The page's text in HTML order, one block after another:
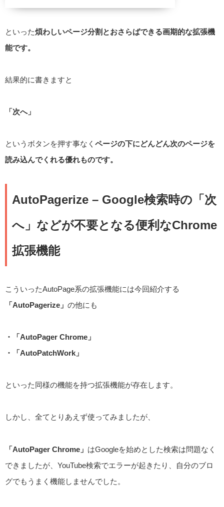
といった煩わしいページ分割とおさらばできる画期的な拡張機
能です。
結果的に書きますと
「次へ」
というボタンを押す事なく ページの下にどんどん次のページを
読み込んでくれる優れものです。
AutoPagerize – Google検索時の「次
へ」などが不要となる便利なChrome
拡張機能
こういったAutoPage系の拡張機能には今回紹介する
「AutoPagerize」 の他にも
・「AutoPager Chrome」
・「AutoPatchWork」
といった同様の機能を持つ拡張機能が存在します。
しかし、全てとりあえず使ってみましたが、
「AutoPager Chrome」 はGoogleを始めとした検索は問題なく
できましたが、YouTube検索でエラーが起きたり、自分のブロ
グでもうまく機能しませんでした。